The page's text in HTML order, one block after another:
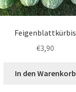
Feigenblattkürbis
€3,90
In den Warenkorb